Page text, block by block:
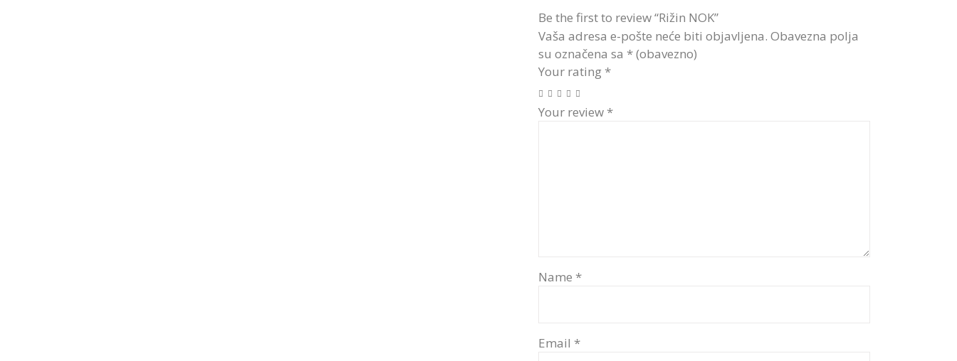
Be the first to review “Rižin NOK”
Vaša adresa e-pošte neće biti objavljena. Obavezna polja
su označena sa * (obavezno)
Your rating *
Your review *
Name *
Email *